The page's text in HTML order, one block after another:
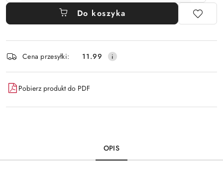
Do koszyka
i
dostawa
Cena przesyłki: 11.99
Pobierz produkt do PDF
OPIS